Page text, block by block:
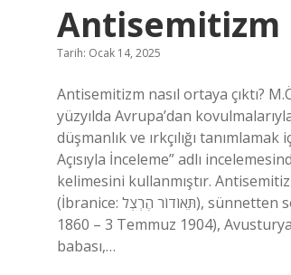
Antisemitizm
Tarih: Ocak 14, 2025
Antisemitizm nasıl ortaya çıktı?
yüzyılda Avrupa’dan
düşmanlık ve ırkçılığı
Açısıyla İnceleme” adlı
kelimesini kullanmıştır.
(İbranice: תֵּאוֹדוֹר הֶרְצְל‎), sünnetten sonra benimsediği ilk ve soyadı Binyamin Ze’ev (İbranice: בִּנְיָמִין זְאֵב‎; 2 Mayıs,
1860 – 3 Temmuz 1904),
babası,…